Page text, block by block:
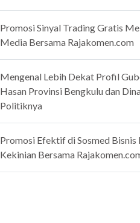
Promosi Sinyal Trading Gratis
Media Bersama Rajakomen.com
Mengenal Lebih Dekat Profil
Hasan Provinsi Bengkulu dan
Politiknya
Promosi Efektif di Sosmed Bisnis
Kekinian Bersama